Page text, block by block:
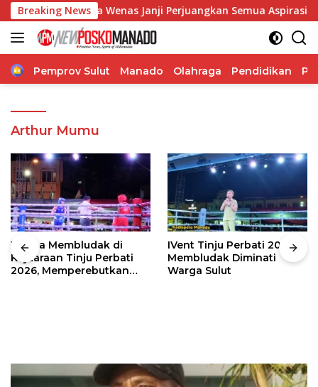
Langsung
ke
konten
Breaking News
Regina Wenas Janji Perjuangkan Semua Aspirasi
Home
Pemprov Sulut Manado Olahraga Pendidikan
Arthur Mumu
Warga Membludak di
Kejuaraan Tinju Perbati
2026, Memperebutkan
IVent Tinju Perbati 2026
Membludak Diminati
Warga Sulut